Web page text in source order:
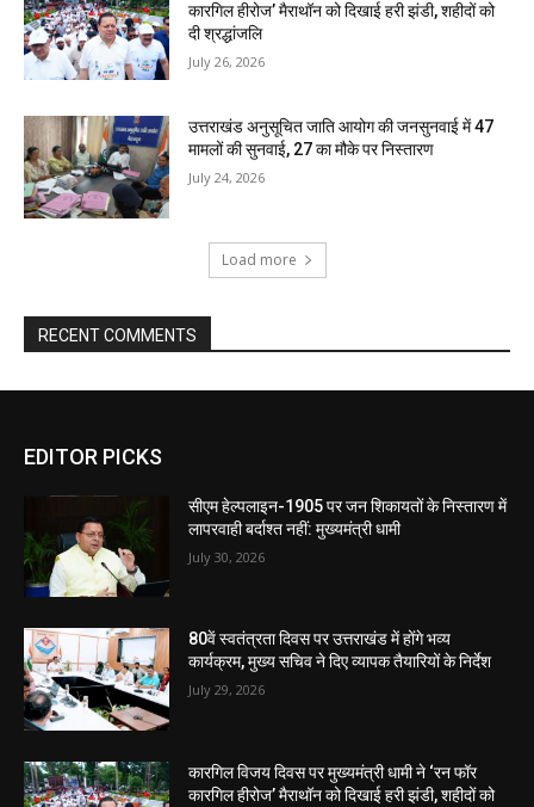
कारगिल हीरोज’ मैराथॉन को दिखाई हरी झंडी, शहीदों को
दी श्रद्धांजलि
July 26, 2026
उत्तराखंड अनुसूचित जाति आयोग की जनसुनवाई में 47
मामलों की सुनवाई, 27 का मौके पर निस्तारण
July 24, 2026
Load more
RECENT COMMENTS
EDITOR PICKS
सीएम हेल्पलाइन-1905 पर जन शिकायतों के निस्तारण में
लापरवाही बर्दाश्त नहीं: मुख्यमंत्री धामी
July 30, 2026
80वें स्वतंत्रता दिवस पर उत्तराखंड में होंगे भव्य
कार्यक्रम, मुख्य सचिव ने दिए व्यापक तैयारियों के निर्देश
July 29, 2026
कारगिल विजय दिवस पर मुख्यमंत्री धामी ने ‘रन फॉर
कारगिल हीरोज’ मैराथॉन को दिखाई हरी झंडी, शहीदों को